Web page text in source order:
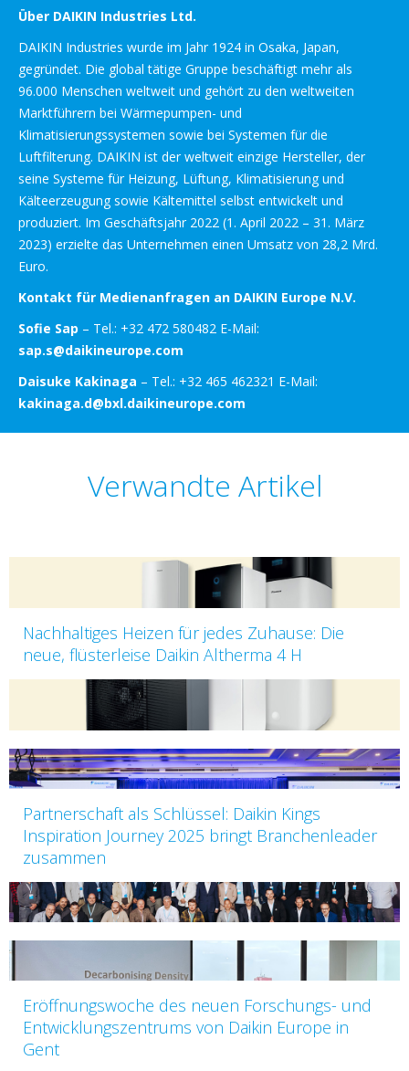
Über DAIKIN Industries Ltd.
DAIKIN Industries wurde im Jahr 1924 in Osaka, Japan,
gegründet. Die global tätige Gruppe beschäftigt mehr als
96.000 Menschen weltweit und gehört zu den weltweiten
Marktführern bei Wärmepumpen- und
Klimatisierungssystemen sowie bei Systemen für die
Luftfilterung. DAIKIN ist der weltweit einzige Hersteller, der
seine Systeme für Heizung, Lüftung, Klimatisierung und
Kälteerzeugung sowie Kältemittel selbst entwickelt und
produziert. Im Geschäftsjahr 2022 (1. April 2022 – 31. März
2023) erzielte das Unternehmen einen Umsatz von 28,2 Mrd.
Euro.
Kontakt für Medienanfragen an DAIKIN Europe N.V.
Sofie Sap – Tel.: +32 472 580482 E-Mail:
sap.s@daikineurope.com
Daisuke Kakinaga – Tel.: +32 465 462321 E-Mail:
kakinaga.d@bxl.daikineurope.com
Verwandte Artikel
Nachhaltiges Heizen für jedes Zuhause: Die
neue, flüsterleise Daikin Altherma 4 H
Partnerschaft als Schlüssel: Daikin Kings
Inspiration Journey 2025 bringt Branchenleader
zusammen
Eröffnungswoche des neuen Forschungs- und
Entwicklungszentrums von Daikin Europe in
Gent